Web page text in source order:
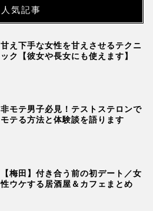
人気記事
甘え下手な女性を甘えさせるテクニ
ック【彼女や長女にも使えます】
非モテ男子必見！テストステロンで
モテる方法と体験談を語ります
【梅田】付き合う前の初デート／女
性ウケする居酒屋＆カフェまとめ